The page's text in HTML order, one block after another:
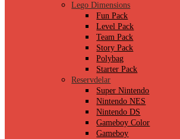
Lego Dimensions
Fun Pack
Level Pack
Team Pack
Story Pack
Polybag
Starter Pack
Reservdelar
Super Nintendo
Nintendo NES
Nintendo DS
Gameboy Color
Gameboy